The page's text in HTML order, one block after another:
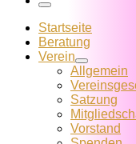
Menü
Startseite
Beratung
Verein
Allgemein
Satzung
Vorstand